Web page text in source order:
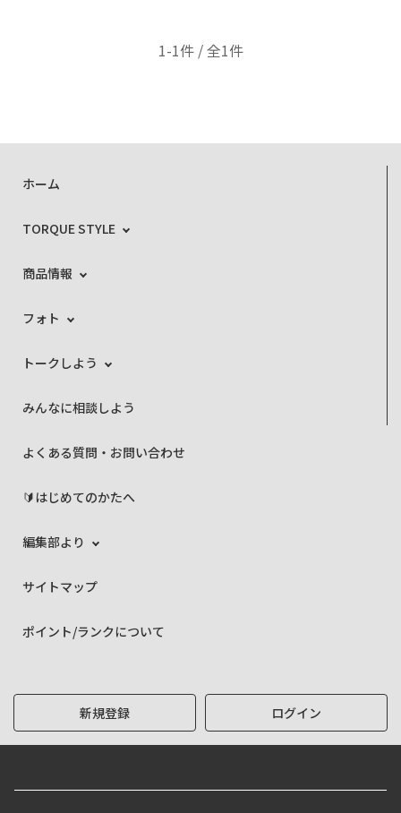
1-1件 / 全1件
ホーム
TORQUE STYLE
商品情報
フォト
トークしよう
みんなに相談しよう
よくある質問・お問い合わせ
🔰はじめてのかたへ
編集部より
サイトマップ
ポイント/ランクについて
新規登録 ログイン